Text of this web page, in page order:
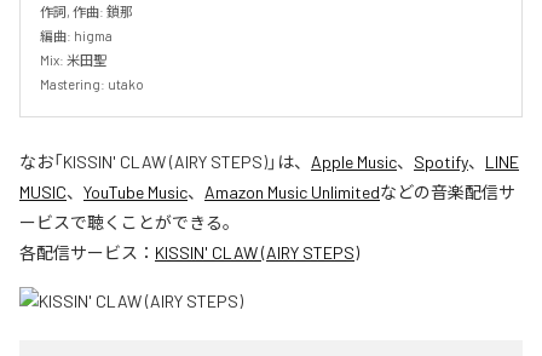
作詞, 作曲: 鎖那
編曲: higma
Mix: 米田聖
Mastering: utako
なお「KISSIN' CLAW (AIRY STEPS)」は、 Apple Music、 Spotify、 LINE
MUSIC、 YouTube Music、 Amazon Music Unlimitedなどの音楽配信サ
ービスで聴くことができる。
各配信サービス： KISSIN' CLAW (AIRY STEPS)